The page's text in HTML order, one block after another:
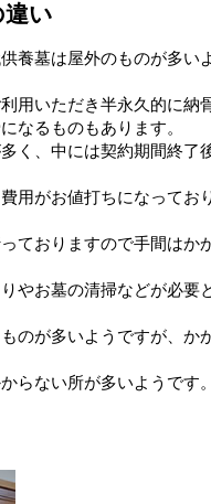
い
養墓は屋外のものが多い
用いただき半永久的に納
なるものもあります。
く、中には契約期間終了
用がお値打ちになってお
ておりますので手間はか
やお墓の清掃などが必要
のが多いようですが、か
らない所が多いようです